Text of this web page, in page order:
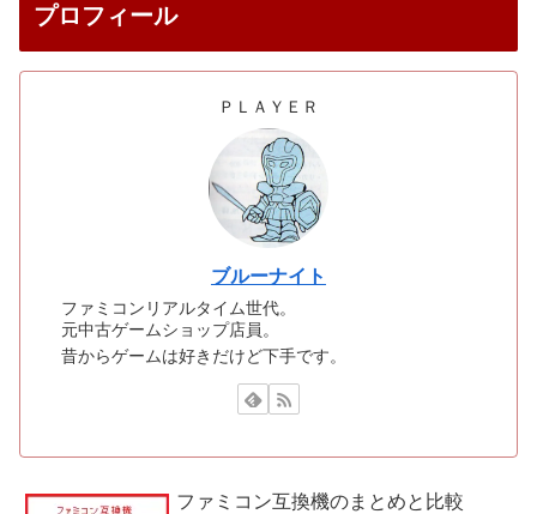
プロフィール
ＰＬＡＹＥＲ
ブルーナイト
ファミコンリアルタイム世代。
元中古ゲームショップ店員。
昔からゲームは好きだけど下手です。
ファミコン互換機のまとめと比較